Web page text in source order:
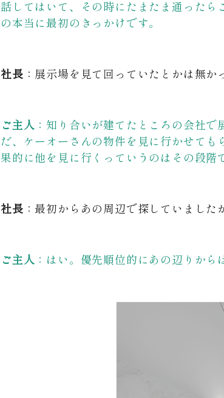
話してはいて、その時にたまたま通った
の本当に最初のきっかけです。
社長 ：展示場を見て回っていたとかは無か
ご主人 ：知り合いが建てたところの会社
だ、ケーオーさんの物件を見に行かせて
果的に他を見に行くっていうのはその段階
社長 ：最初からあの周辺で探していました
ご主人 ：はい。優先順位的にあの辺りから